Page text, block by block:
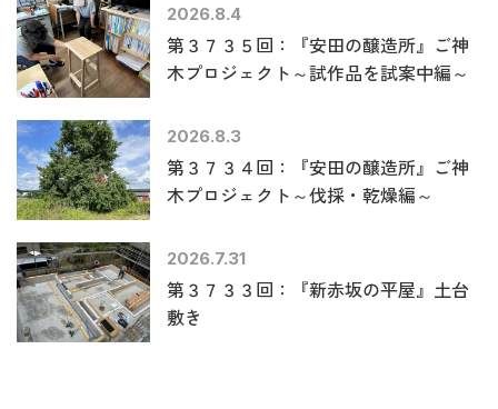
2026.8.4
第３７３５回：『安田の醸造所』ご神
木プロジェクト～試作品を試案中編～
2026.8.3
第３７３４回：『安田の醸造所』ご神
木プロジェクト～伐採・乾燥編～
2026.7.31
第３７３３回：『新赤坂の平屋』土台
敷き